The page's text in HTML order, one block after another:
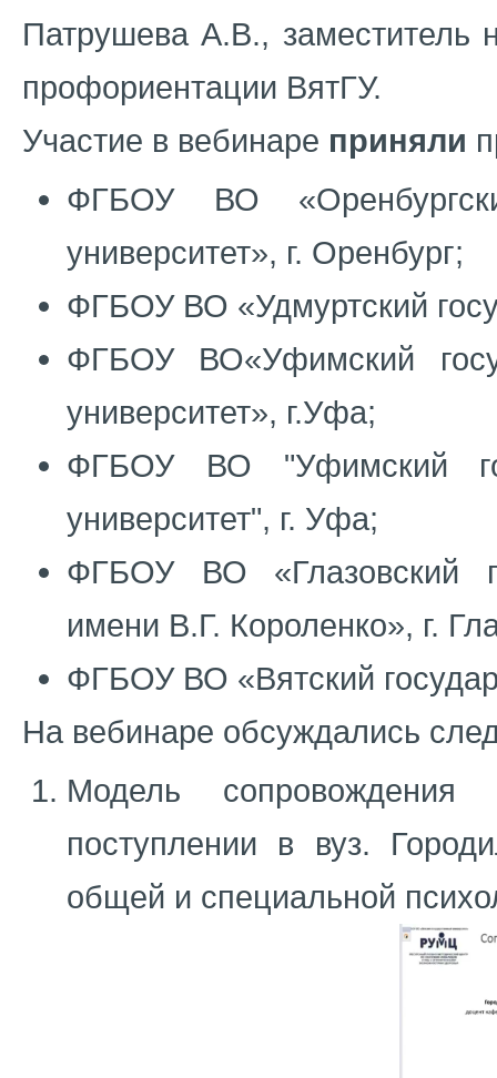
Патрушева А.В., заместитель
профориентации ВятГУ.
Участие в вебинаре приняли
ФГБОУ ВО
университет», г. Оренбург;
ФГБОУ ВО «Удмуртский
ФГБОУ ВО«Уфимский
университет», г.Уфа;
ФГБОУ ВО "Уфимский
университет", г. Уфа;
ФГБОУ ВО «Глазовский
имени В.Г. Короленко», г.
ФГБОУ ВО «Вятский
На вебинаре обсуждались
Модель сопровождения
поступлении в вуз.
общей и специальной